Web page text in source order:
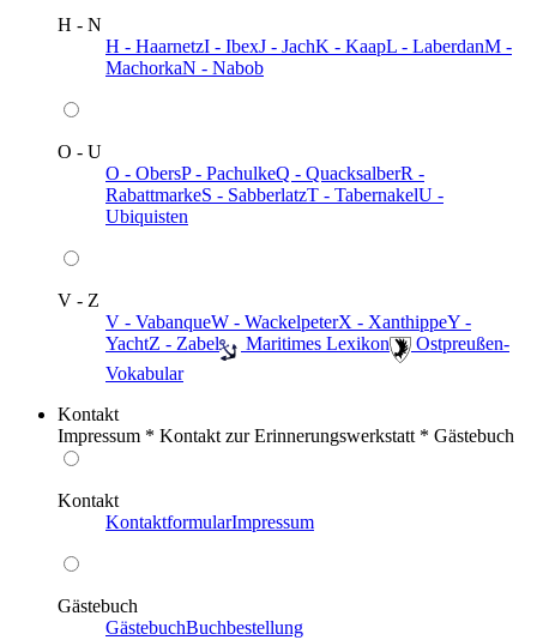
H - N
H - HaarnetzI - IbexJ - JachK - KaapL - LaberdanM -
MachorkaN - Nabob
O - U
O - ObersP - PachulkeQ - QuacksalberR -
RabattmarkeS - SabberlatzT - TabernakelU -
Ubiquisten
V - Z
V - VabanqueW - WackelpeterX - XanthippeY -
YachtZ - Zabel ️ Maritimes Lexikon
️ Ostpreußen-
Vokabular
Kontakt
Impressum * Kontakt zur Erinnerungswerkstatt * Gästebuch
Kontakt
KontaktformularImpressum
Gästebuch
GästebuchBuchbestellung